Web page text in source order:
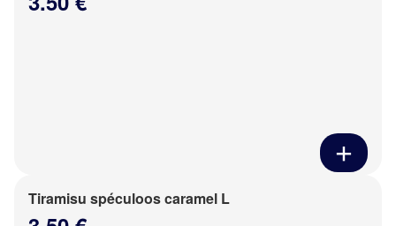
Tiramisu spéculoos caramel L